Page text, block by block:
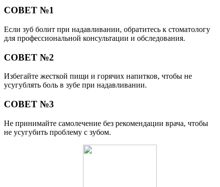
СОВЕТ №1
Если зуб болит при надавливании, обратитесь к стоматологу
для профессиональной консультации и обследования.
СОВЕТ №2
Избегайте жесткой пищи и горячих напитков, чтобы не
усугублять боль в зубе при надавливании.
СОВЕТ №3
Не принимайте самолечение без рекомендации врача, чтобы
не усугубить проблему с зубом.